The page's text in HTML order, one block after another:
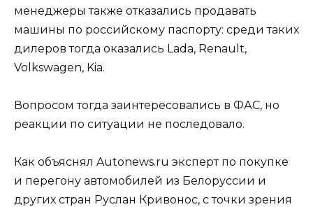
менеджеры также отказались продавать
машины по российскому паспорту: среди таких
дилеров тогда оказались Lada, Renault,
Volkswagen, Kia.
Вопросом тогда заинтересовались в ФАС, но
реакции по ситуации не последовало.
Как объяснял Autonews.ru эксперт по покупке
и перегону автомобилей из Белоруссии и
других стран Руслан Кривонос, с точки зрения